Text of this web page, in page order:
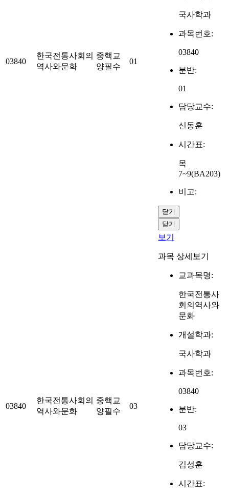
03840
한국전통사회의
역사와문화
중핵교
양필수
01
국사학과
과목번호:
03840
분반:
01
담당교수:
신동훈
시간표:
목
7~9(BA203)
비고:
닫기
닫기
03840
한국전통사회의
역사와문화
중핵교
양필수
03
보기
과목 상세보기
교과목명:
한국전통사
회의역사와
문화
개설학과:
국사학과
과목번호:
03840
분반:
03
담당교수:
김성훈
시간표: